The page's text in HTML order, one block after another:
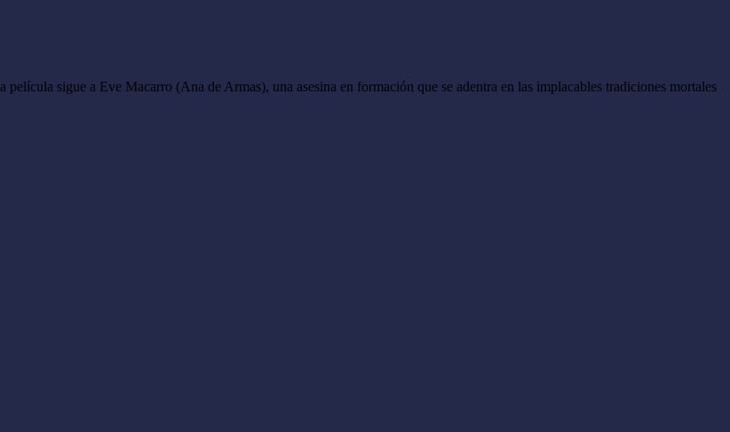
sigue a Eve Macarro (Ana de Armas), una asesina en formación que se adentra en las implacables tradiciones mortales